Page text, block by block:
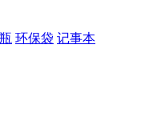
环保袋 记事本